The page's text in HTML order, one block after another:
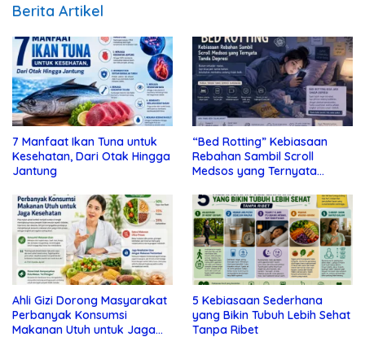
Berita Artikel
7 Manfaat Ikan Tuna untuk
Kesehatan, Dari Otak Hingga
Jantung
“Bed Rotting” Kebiasaan
Rebahan Sambil Scroll
Medsos yang Ternyata
Ahli Gizi Dorong Masyarakat
Perbanyak Konsumsi
Makanan Utuh untuk Jaga
5 Kebiasaan Sederhana
yang Bikin Tubuh Lebih Sehat
Tanpa Ribet